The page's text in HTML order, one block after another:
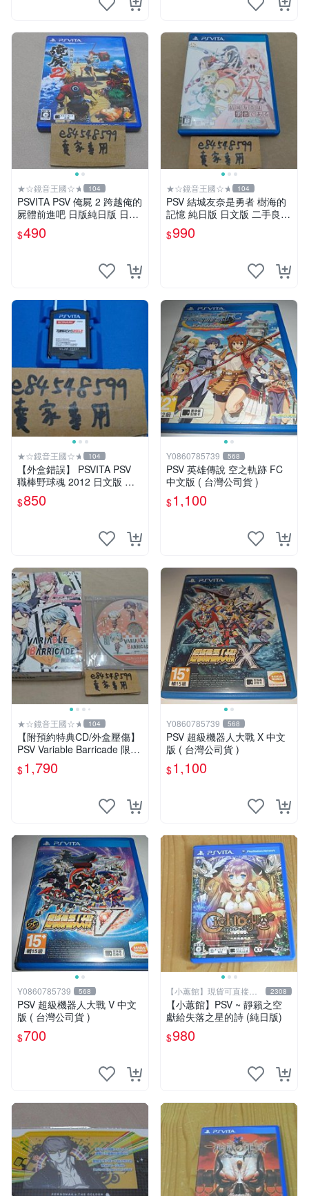
★☆鏡音王國☆★ 104
PSVITA PSV 俺屍 2 跨越俺的
屍體前進吧 日版純日版 日文
版 二手良品 PS VITA
$490
★☆鏡音王國☆★ 104
PSV 結城友奈是勇者 樹海的
記憶 純日版 日文版 二手良品
結城友奈は勇者である 樹海
の記憶
$990
★☆鏡音王國☆★ 104
【外盒錯誤】 PSVITA PSV
職棒野球魂 2012 日文版 二
手良品 野球魂 プロ野球スピ
リッツ
$850
Y0860785739 568
PSV 英雄傳說 空之軌跡 FC
中文版 ( 台灣公司貨 )
$1,100
★☆鏡音王國☆★ 104
【附預約特典CD/外盒壓傷】
PSV Variable Barricade 限定
版 純日版 百密一疏少女心 /
岡本信彥
$1,790
Y0860785739 568
PSV 超級機器人大戰 X 中文
版 ( 台灣公司貨 )
$1,100
Y0860785739 568
PSV 超級機器人大戰 V 中文
版 ( 台灣公司貨 )
$700
【小蕙館】現貨可直接下
標
2308
【小蕙館】PSV ~ 靜籟之空
獻給失落之星的詩 (純日版)
$980